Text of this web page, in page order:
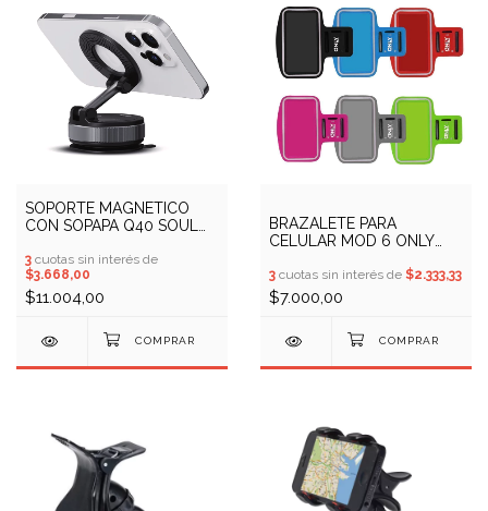
SOPORTE MAGNETICO
CON SOPAPA Q40 SOUL
3 cuotas sin interés de
$3.668,00
$11.004,00
BRAZALETE PARA
CELULAR MOD 6 ONLY
3 cuotas sin interés de $2.333,33
$7.000,00